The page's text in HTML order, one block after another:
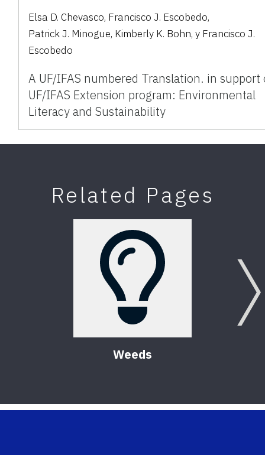
Elsa D. Chevasco, Francisco J. Escobedo,
Patrick J. Minogue, Kimberly K. Bohn, y Francisco J.
Escobedo
A UF/IFAS numbered Translation. in support
UF/IFAS Extension program: Environmental
Literacy and Sustainability
Related Pages
Weeds